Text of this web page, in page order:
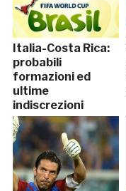
Italia-Costa Rica:
probabili
formazioni ed
ultime
indiscrezioni